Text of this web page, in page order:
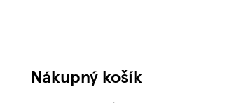
Nákupný košík